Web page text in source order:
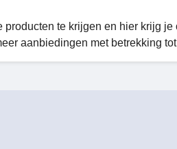
producten te krijgen en hier krijg
aanbiedingen met betrekking